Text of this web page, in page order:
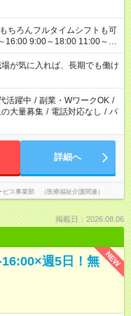
16:00 9:00～18:00 11:00～
せん ※法令に基づき、週20時
となります ※労働者派遣法
短時間・短期間の就業はご
が気に入れば、長期でも働け
活躍中 / 副業・WワークOK /
大量募集 / 電話対応なし / パ
詳細へ
ス事業部 （医療福祉介護関連）
掲載日：2026.08.06
NEW
週5日！無